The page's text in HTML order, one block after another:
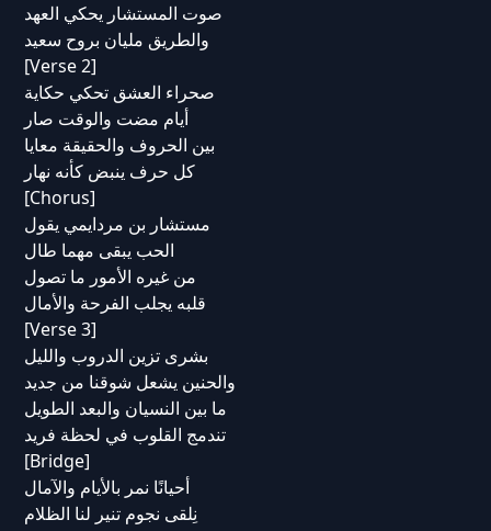
صوت المستشار يحكي العهد
والطريق مليان بروح سعيد
[Verse 2]
صحراء العشق تحكي حكاية
أيام مضت والوقت صار
بين الحروف والحقيقة معايا
كل حرف ينبض كأنه نهار
[Chorus]
مستشار بن مردايمي يقول
الحب يبقى مهما طال
من غيره الأمور ما تصول
قلبه يجلب الفرحة والأمال
[Verse 3]
بشرى تزين الدروب والليل
والحنين يشعل شوقنا من جديد
ما بين النسيان والبعد الطويل
تندمج القلوب في لحظة فريد
[Bridge]
أحيانًا نمر بالأيام والآمال
نِلقى نجوم تنير لنا الظلام